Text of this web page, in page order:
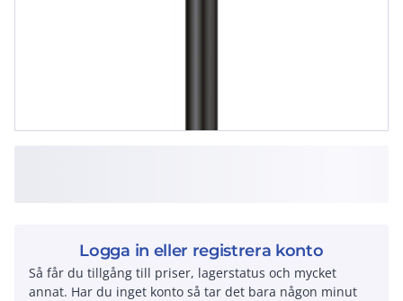
Logga in eller registrera konto
Så får du tillgång till priser, lagerstatus och mycket
annat. Har du inget konto så tar det bara någon minut